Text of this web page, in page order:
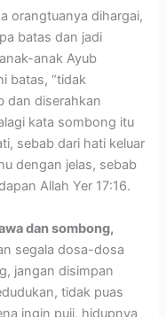
orangtuanya dihargai,
batas dan jadi
anak Ayub
batas, “tidak
dan diserahkan
kata sombong itu
sebab dari hati keluar
dengan jelas, sebab
Allah Yer 17:16.
dan sombong,
segala dosa-dosa
jangan disimpan
tidak puas
ingin puji, hidupnya